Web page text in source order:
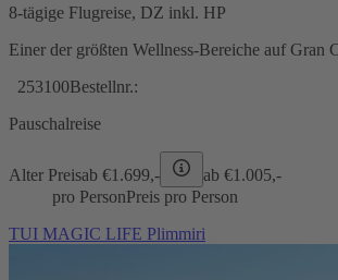
8-tägige Flugreise, DZ inkl. HP
Einer der größten Wellness-Bereiche auf Gran
253100Bestellnr.:
Pauschalreise
Alter Preisab €1.699,- ab €1.005,-
pro PersonPreis pro Person
TUI MAGIC LIFE Plimmiri